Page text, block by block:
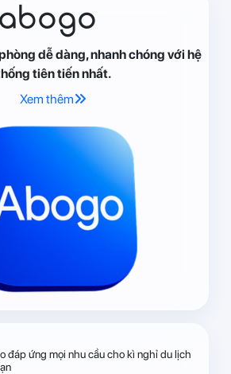
abogo
dễ dàng, nhanh chóng với hệ
tiên tiến nhất.
Xem thêm
đáp ứng mọi nhu cầu cho kì nghỉ du lịch